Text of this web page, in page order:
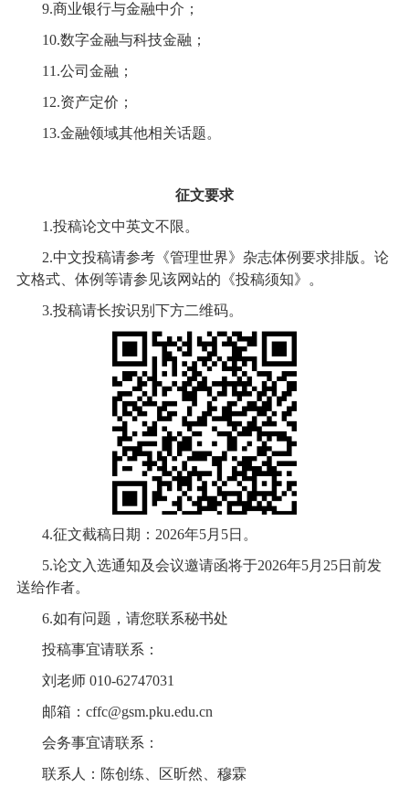
9.商业银行与金融中介；
10.数字金融与科技金融；
11.公司金融；
12.资产定价；
13.金融领域其他相关话题。
征文要求
1.投稿论文中英文不限。
2.中文投稿请参考《管理世界》杂志体例要求排版。论
文格式、体例等请参见该网站的《投稿须知》。
3.投稿请长按识别下方二维码。
4.征文截稿日期： 2026年5月 5日。
5.论文入选通知及会议邀请函将于2026年5月 25日前发
送给作者。
6.如有问题，请您联系秘书处
投稿事宜请联系：
刘老师 010-62747031
邮箱： cffc@gsm.pku.edu.cn
会务事宜请联系：
联系人：陈创练、区昕然、穆霖